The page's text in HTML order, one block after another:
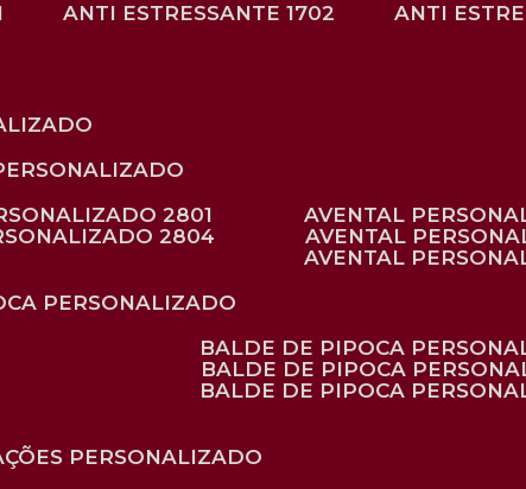
ANTI ESTRESSANTE 1702
ANTI
2801
AVENTAL
2804
AVENTAL
AVENTAL
PERSONALIZADO
BALDE DE PIPOCA
BALDE DE PIPOCA
BALDE DE PIPOCA
PERSONALIZADO